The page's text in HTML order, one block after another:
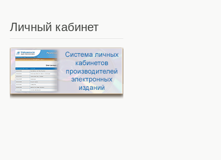
Личный кабинет